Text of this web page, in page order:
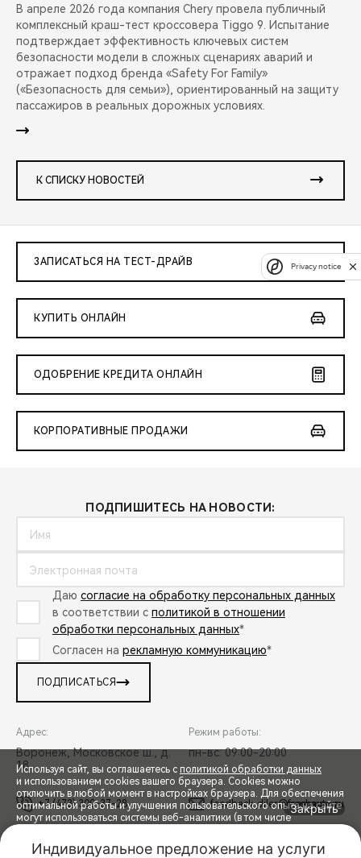
СПЕЦПРЕДЛОЖЕНИЯ
В апреле 2026 года компания Chery провела публичный
комплексный краш-тест кроссовера Tiggo 9. Испытание
подтверждает эффективность ключевых систем
безопасности модели в сложных сценариях аварий и
отражает подход бренда «Safety For Family»
(«Безопасность для семьи»), ориентированный на защиту
пассажиров в реальных дорожных условиях.
К СПИСКУ НОВОСТЕЙ
ЗАПИСАТЬСЯ НА ТЕСТ-ДРАЙВ
КУПИТЬ ОНЛАЙН
ОДОБРЕНИЕ КРЕДИТА ОНЛАЙН
КОРПОРАТИВНЫЕ ПРОДАЖИ
ПОДПИШИТЕСЬ НА НОВОСТИ:
Даю согласие на обработку персональных данных
в соответствии с политикой в отношении
обработки персональных данных*
Согласен на рекламную коммуникацию*
ПОДПИСАТЬСЯ
Адрес:
Воронеж, Московское ш., д.
18
Режим работы:
пн-вс: 09:00-20:00
+7 (473) 300-37-28 feedback_diler@freshauto.ru
Используя сайт, вы соглашаетесь с политикой обработки данных
и использованием cookies вашего браузера. Cookies можно
отключить в любой момент в настройках браузера. Для обеспечения
оптимальной работы и улучшения пользовательского опыта на сайте
могут использоваться системы веб-аналитики (в том числе
с применением указанных технологий и размещением cookie-
файлов.
Закрыть
Индивидуальное предложение на услуги
Privacy notice